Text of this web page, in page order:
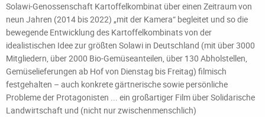
Solawi-Genossenschaft Kartoffelkombinat über einen Zeitraum von
neun Jahren (2014 bis 2022) „mit der Kamera“ begleitet und so die
bewegende Entwicklung des Kartoffelkombinats von der
idealistischen Idee zur größten Solawi in Deutschland (mit über 3000
Mitgliedern, über 2000 Bio-Gemüseanteilen, über 130 Abholstellen,
Gemüselieferungen ab Hof von Dienstag bis Freitag) filmisch
festgehalten – auch konkrete gärtnerische sowie persönliche
Probleme der Protagonisten ... ein großartiger Film über Solidarische
Landwirtschaft und (nicht nur zwischenmenschlich)